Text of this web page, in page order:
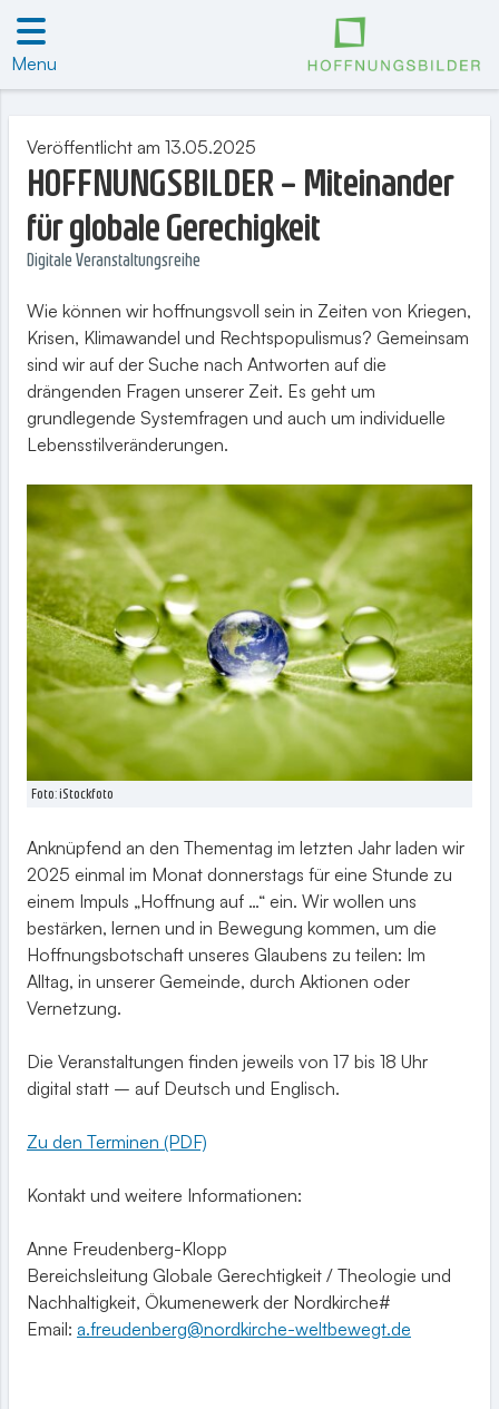
Menu
Veröffentlicht am 13.05.2025
HOFFNUNGSBILDER – Miteinander
für globale Gerechigkeit
Digitale Veranstaltungsreihe
Wie können wir hoffnungsvoll sein in Zeiten von Kriegen,
Krisen, Klimawandel und Rechtspopulismus? Gemeinsam
sind wir auf der Suche nach Antworten auf die
drängenden Fragen unserer Zeit. Es geht um
grundlegende Systemfragen und auch um individuelle
Lebensstilveränderungen.
Foto: iStockfoto
Anknüpfend an den Thementag im letzten Jahr laden wir
2025 einmal im Monat donnerstags für eine Stunde zu
einem Impuls „Hoffnung auf …“ ein. Wir wollen uns
bestärken, lernen und in Bewegung kommen, um die
Hoffnungsbotschaft unseres Glaubens zu teilen: Im
Alltag, in unserer Gemeinde, durch Aktionen oder
Vernetzung.
Die Veranstaltungen finden jeweils von 17 bis 18 Uhr
digital statt – auf Deutsch und Englisch.
Zu den Terminen (PDF)
Kontakt und weitere Informationen:
Anne Freudenberg-Klopp
Bereichsleitung Globale Gerechtigkeit / Theologie und
Nachhaltigkeit, Ökumenewerk der Nordkirche#
Email: a.freudenberg@nordkirche-weltbewegt.de